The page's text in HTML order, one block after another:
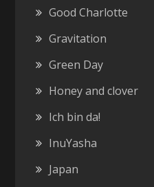
Good Charlotte
Gravitation
Green Day
Honey and clover
Ich bin da!
InuYasha
Japan